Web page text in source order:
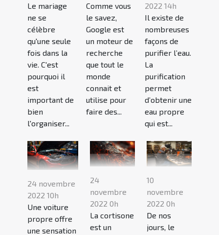
Le mariage
ne se
célèbre
qu'une seule
fois dans la
vie. C'est
pourquoi il
est
important de
bien
l'organiser...
Comme vous
le savez,
Google est
un moteur de
recherche
que tout le
monde
connait et
utilise pour
faire des...
2022 14h
Il existe de
nombreuses
façons de
purifier l’eau.
La
purification
permet
d’obtenir une
eau propre
qui est...
24 novembre
2022 10h
Une voiture
propre offre
une sensation
24
novembre
2022 0h
La cortisone
est un
10
novembre
2022 0h
De nos
jours, le